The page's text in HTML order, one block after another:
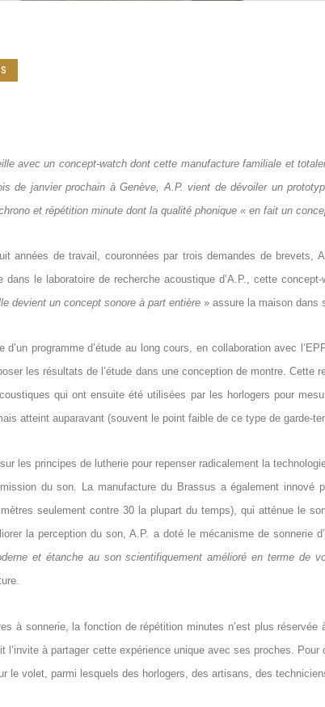
avec un concept-watch dont cette manufacture familiale et
de janvier prochain à Genève, A.P. vient de dévoiler un
et répétition minute dont la qualité phonique « en fait un
années de travail, couronnées par trois demandes de brevets,
le laboratoire de recherche acoustique d’A.P., cette concept-
devient un concept sonore à part entière » assure la maison dans
programme d’étude au long cours, en collaboration avec
les résultats de l’étude dans une conception de montre. Cette
qui ont ensuite été utilisées par les horlogers pour
atteint auparavant (souvent le point faible de ce type de garde-
les principes de lutherie pour repenser radicalement la
du son. La manufacture du Brassus a également innové
seulement contre 30 la plupart du temps), qui atténue le
la perception du son, A.P. a doté le mécanisme de sonnerie
et étanche au son scientifiquement amélioré en terme de
à sonnerie, la fonction de répétition minutes n’est plus
à partager cette expérience unique avec ses proches. Pour
le volet, parmi lesquels des horlogers, des artisans, des